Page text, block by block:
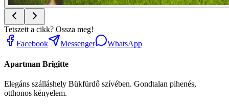
Tetszett a cikk? Ossza meg!
Facebook
Messenger WhatsApp
Apartman Brigitte
Elegáns szálláshely Bükfürdő szívében. Gondtalan pihenés,
otthonos kényelem.